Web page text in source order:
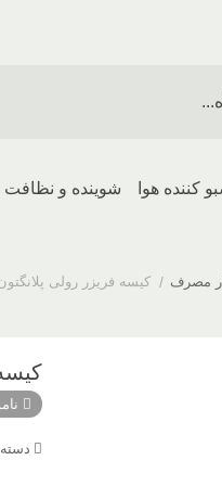
کننده هوا شوینده و نظافت
مصرف / کیسه فریزر رولی پلانگتون کد 200444 (بسته
کیسه